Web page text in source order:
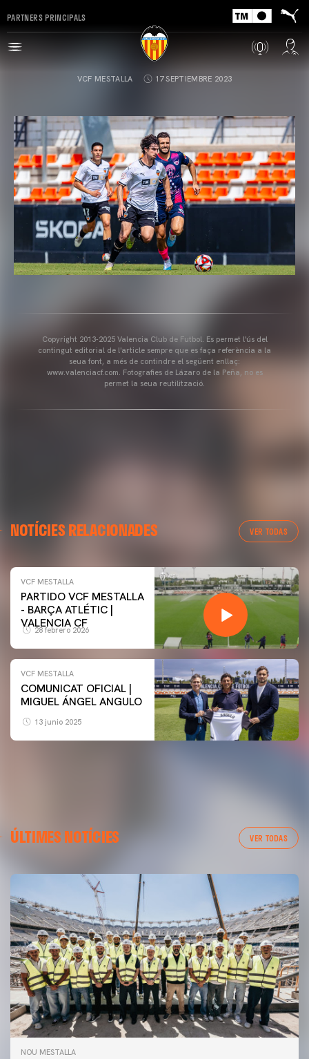
PARTNERS PRINCIPALS
VCF MESTALLA 17 SEPTIEMBRE 2023
Copyright 2013-2025 Valencia Club de Futbol. Es permet l'ús del
contingut editorial de l'article sempre que es faça referència a la
seua font, a més de contindre el següent enllaç:
www.valenciacf.com. Fotografies de Lázaro de la Peña, no es
permet la seua reutilització.
NOTÍCIES RELACIONADES VER TODAS
VCF MESTALLA
PARTIDO VCF MESTALLA
- BARÇA ATLÉTIC |
VALENCIA CF
28 febrero 2026
VCF MESTALLA
COMUNICAT OFICIAL |
MIGUEL ÁNGEL ANGULO
13 junio 2025
ÚLTIMES NOTÍCIES VER TODAS
NOU MESTALLA